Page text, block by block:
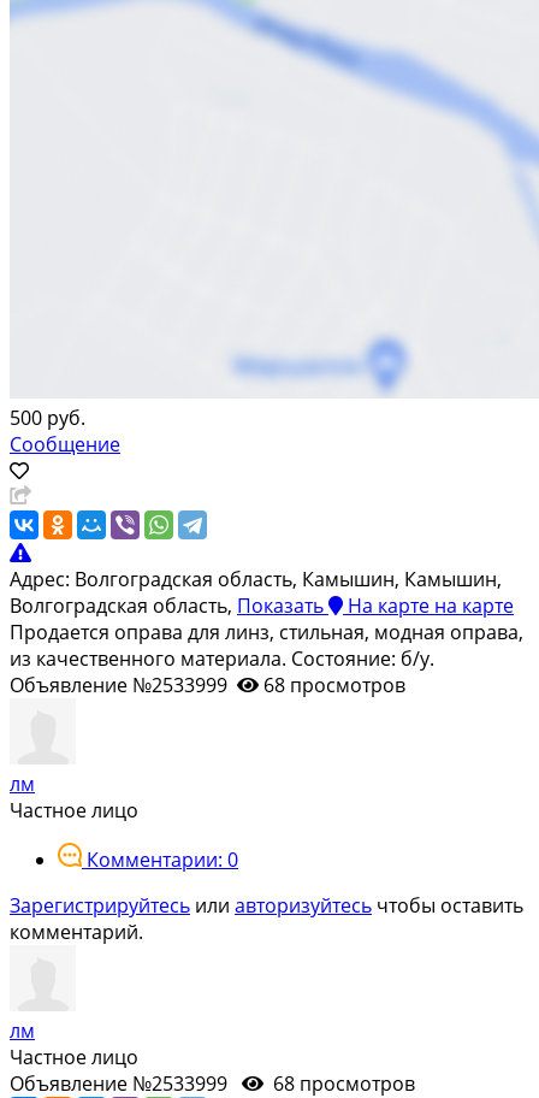
500 руб.
Сообщение
Адрес: Волгоградская область, Камышин, Камышин,
Волгоградская область, Показать На карте на карте
Продается оправа для линз, стильная, модная оправа,
из качественного материала. Состояние: б/у.
Объявление №2533999
68 просмотров
лм
Частное лицо
Комментарии: 0
Зарегистрируйтесь или авторизуйтесь чтобы оставить
комментарий.
лм
Частное лицо
Объявление №2533999
68 просмотров